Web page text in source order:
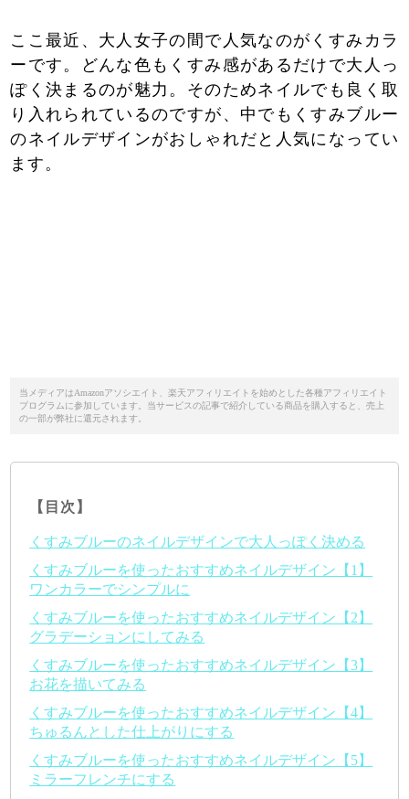
ここ最近、大人女子の間で人気なのがくすみカラ
ーです。どんな色もくすみ感があるだけで大人っ
ぽく決まるのが魅力。そのためネイルでも良く取
り入れられているのですが、中でもくすみブルー
のネイルデザインがおしゃれだと人気になってい
ます。
当メディアはAmazonアソシエイト、楽天アフィリエイトを始めとした各種アフィリエイト
プログラムに参加しています。当サービスの記事で紹介している商品を購入すると、売上
の一部が弊社に還元されます。
【目次】
くすみブルーのネイルデザインで大人っぽく決める
くすみブルーを使ったおすすめネイルデザイン【1】
ワンカラーでシンプルに
くすみブルーを使ったおすすめネイルデザイン【2】
グラデーションにしてみる
くすみブルーを使ったおすすめネイルデザイン【3】
お花を描いてみる
くすみブルーを使ったおすすめネイルデザイン【4】
ちゅるんとした仕上がりにする
くすみブルーを使ったおすすめネイルデザイン【5】
ミラーフレンチにする